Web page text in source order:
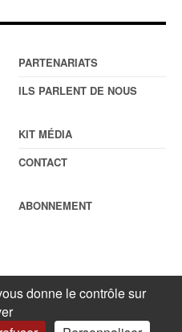
PARTENARIATS
ILS PARLENT DE NOUS
KIT MÉDIA
CONTACT
ABONNEMENT
interdite sans autorisation
donne le contrôle sur